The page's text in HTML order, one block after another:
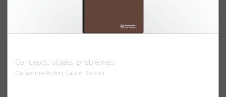
Concepts, objets, problèmes
Catherine Achin, Laure Bereni